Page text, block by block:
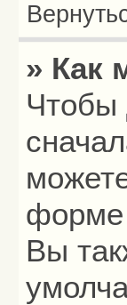
» Как
Чтобы
форме
Вы